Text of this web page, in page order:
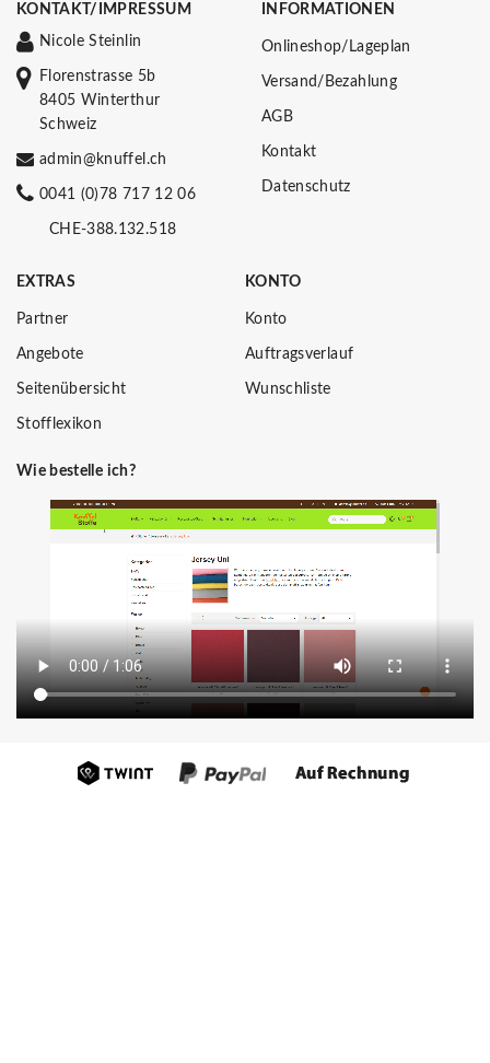
KONTAKT/IMPRESSUM
Nicole Steinlin
Florenstrasse 5b
8405 Winterthur
Schweiz
admin@knuffel.ch
0041 (0)78 717 12 06
CHE-388.132.518
INFORMATIONEN
Onlineshop/Lageplan
Versand/Bezahlung
AGB
Kontakt
Datenschutz
EXTRAS
Partner
Angebote
Seitenübersicht
Stofflexikon
KONTO
Konto
Auftragsverlauf
Wunschliste
Wie bestelle ich?